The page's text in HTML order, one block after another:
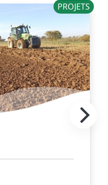
PROJETS